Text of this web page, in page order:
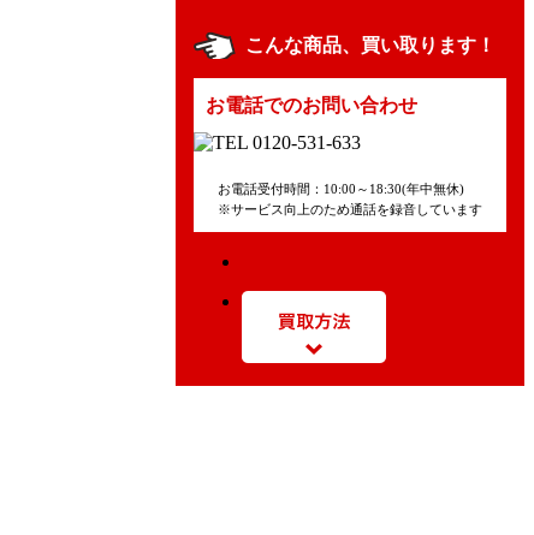
こんな商品、買い取ります！
お電話でのお問い合わせ
お電話受付時間：10:00～18:30(年中無休)
※サービス向上のため通話を録音しています